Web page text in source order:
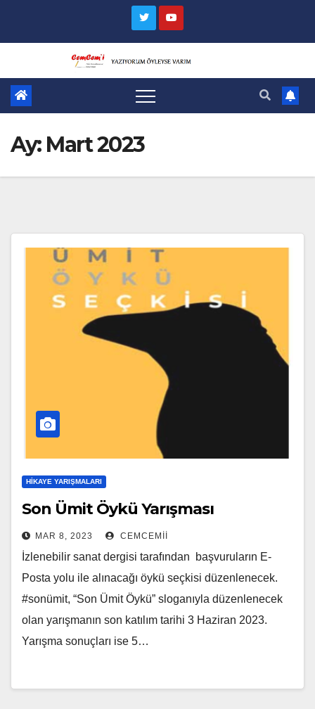
Ay: Mart 2023
HIKAYE YARIŞMALARI
Son Ümit Öykü Yarışması
MAR 8, 2023 CEMCEMII
İzlenebilir sanat dergisi tarafından başvuruların E-
Posta yolu ile alınacağı öykü seçkisi düzenlenecek.
#sonümit, “Son Ümit Öykü” sloganıyla düzenlenecek
olan yarışmanın son katılım tarihi 3 Haziran 2023.
Yarışma sonuçları ise 5…